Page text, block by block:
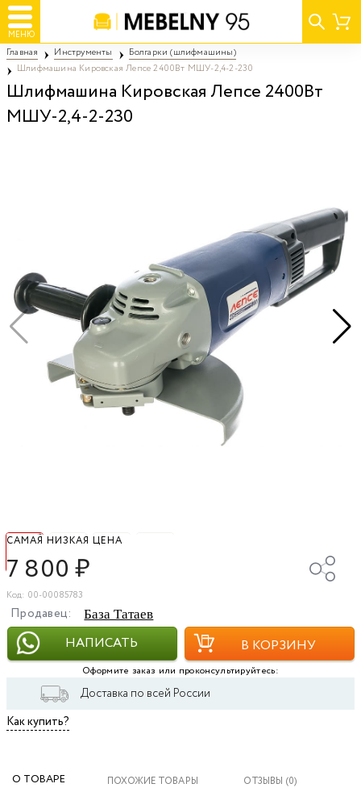
МЕНЮ
Главная Инструменты
Болгарки (шлифмашины)
Шлифмашина Кировская Лепсе 2400Вт МШУ-2,4-2-230
Шлифмашина Кировская Лепсе 2400Вт
МШУ-2,4-2-230
САМАЯ НИЗКАЯ ЦЕНА
7 800₽
Код: 00-00085783
Продавец: База Татаев
НАПИСАТЬ В КОРЗИНУ
Оформите заказ или проконсультируйтесь:
Доставка по всей России
Как купить?
О ТОВАРЕ ПОХОЖИЕ ТОВАРЫ ОТЗЫВЫ (0)